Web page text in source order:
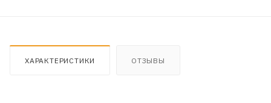
ХАРАКТЕРИСТИКИ ОТЗЫВЫ